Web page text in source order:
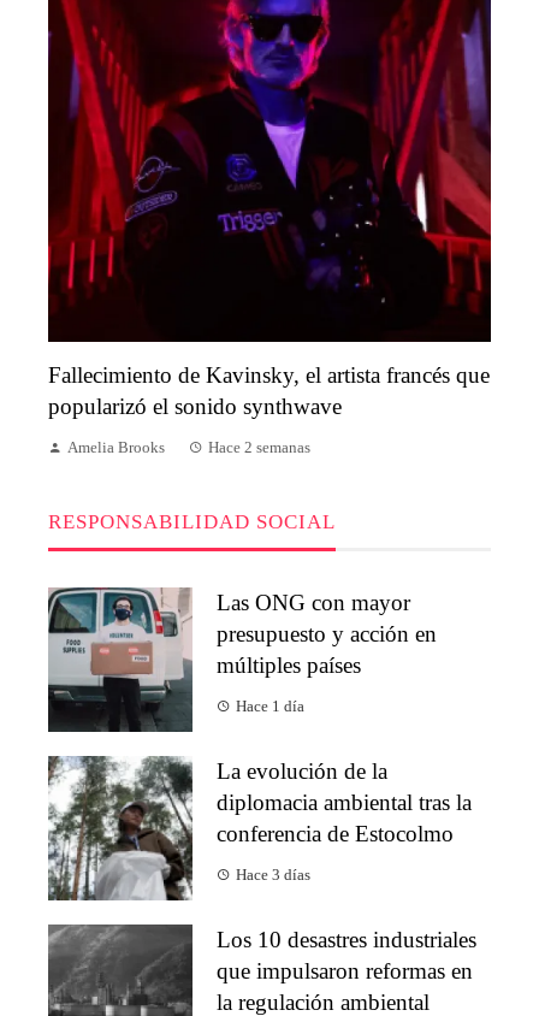
Fallecimiento de Kavinsky, el artista francés que
popularizó el sonido synthwave
Amelia Brooks Hace 2 semanas
RESPONSABILIDAD SOCIAL
Las ONG con mayor
presupuesto y acción en
múltiples países
Hace 1 día
La evolución de la
diplomacia ambiental tras la
conferencia de Estocolmo
Hace 3 días
Los 10 desastres industriales
que impulsaron reformas en
la regulación ambiental